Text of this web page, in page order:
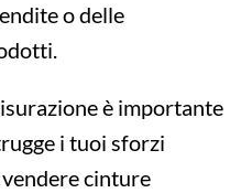
o delle
è importante
i tuoi sforzi
cinture